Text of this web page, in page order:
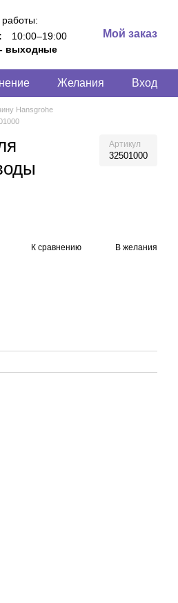
10:00–19:00
выходные
Мой заказ
Желания Вход
Hansgrohe
Артикул
32501000
К сравнению В желания